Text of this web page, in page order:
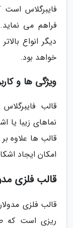
فایبرگلاس است
فراهم می
دیگر انواع
خواهد بود.
ویژگی ها و
قالب
نماهای زیبا
قالب ها علاوه
امکان ایجاد
قالب فلزی
قالب فلزی
ریزی است که